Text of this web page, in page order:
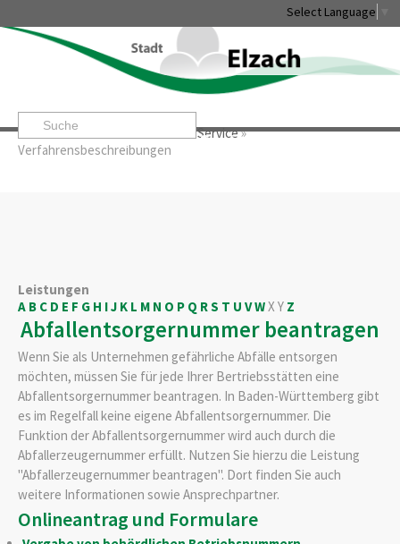
Select Language
Startseite» »Service»
Verfahrensbeschreibungen
Leben & Erleben Rathaus & Service
Leistungen
A B C D E F G H IJ K L M N O P Q RS T U VWXY Z
Abfallentsorgernummer beantragen
Wenn Sie als Unternehmen gefährliche Abfälle entsorgen
möchten, müssen Sie für jede Ihrer Bertriebsstätten eine
Abfallentsorgernummer beantragen. In Baden-Württemberg gibt
es im Regelfall keine eigene Abfallentsorgernummer. Die
Funktion der Abfallentsorgernummer wird auch durch die
Abfallerzeugernummer erfüllt. Nutzen Sie hierzu die Leistung
"Abfallerzeugernummer beantragen". Dort finden Sie auch
weitere Informationen sowie Ansprechpartner.
Onlineantrag und Formulare